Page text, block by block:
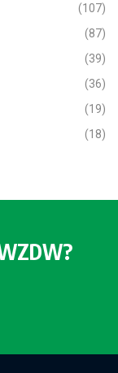
(107)
(87)
(39)
(36)
(19)
(18)